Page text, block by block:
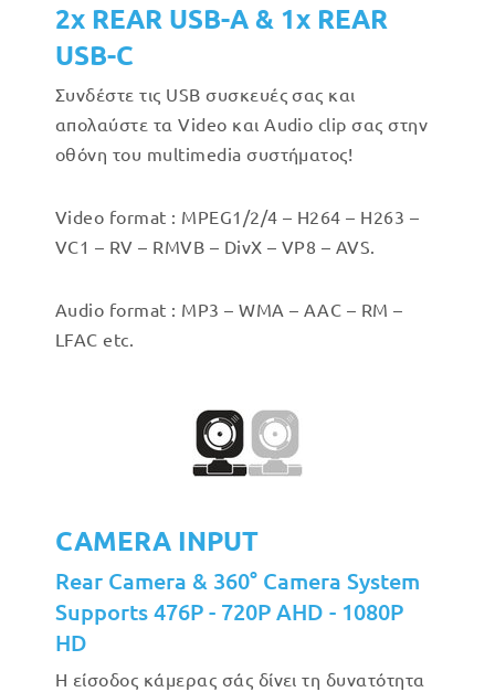
2x REAR USB-A & 1x REAR
USB-C
Συνδέστε τις USB συσκευές σας και
απολαύστε τα Video και Audio clip σας στην
οθόνη του multimedia συστήματος!
Video format : MPEG1/2/4 – H264 – H263 –
VC1 – RV – RMVB – DivX – VP8 – AVS.
Audio format : MP3 – WMA – AAC – RM –
LFAC etc.
CAMERA INPUT
Rear Camera & 360° Camera System
Supports 476P - 720P AHD - 1080P
HD
Η είσοδος κάμερας σάς δίνει τη δυνατότητα